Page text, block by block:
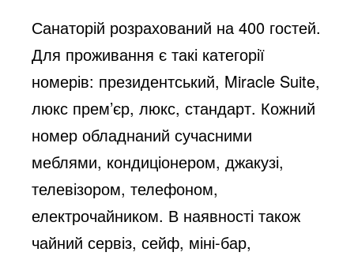
Санаторій розрахований на 400 гостей.
Для проживання є такі категорії
номерів: президентський, Miracle Suite,
люкс прем’єр, люкс, стандарт. Кожний
номер обладнаний сучасними
меблями, кондиціонером, джакузі,
телевізором, телефоном,
електрочайником. В наявності також
чайний сервіз, сейф, міні-бар,